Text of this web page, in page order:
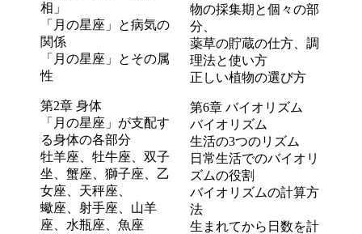
相」
「月の星座」と病気の
関係
「月の星座」とその属
性
第2章 身体
「月の星座」が支配す
る身体の各部分
牡羊座、牡牛座、双子
坐、蟹座、獅子座、乙
女座、天秤座、
蠍座、射手座、山羊
座、水瓶座、魚座
物の採集期と個々の部
分、
薬草の貯蔵の仕方、調
理法と使い方
正しい植物の選び方
第6章 バイオリズム
バイオリズム
生活の3つのリズム
日常生活でのバイオリ
ズムの役割
バイオリズムの計算方
法
生まれてから日数を計